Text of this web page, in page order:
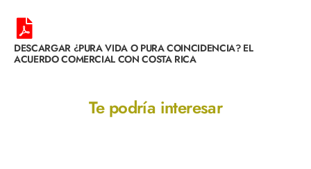
DESCARGAR ¿PURA VIDA O PURA COINCIDENCIA? EL
ACUERDO COMERCIAL CON COSTA RICA
Te podría interesar